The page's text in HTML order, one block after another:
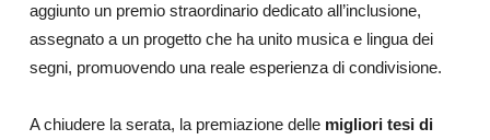
aggiunto un premio straordinario dedicato all’inclusione,
assegnato a un progetto che ha unito musica e lingua dei
segni, promuovendo una reale esperienza di condivisione.
A chiudere la serata, la premiazione delle migliori tesi di